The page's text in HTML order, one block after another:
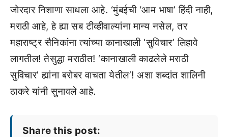
जोरदार निशाणा साधला आहे. ‘मुंबईची ‘आम भाषा’ हिंदी नाही,
मराठी आहे, हे ह्या सब टीव्हीवाल्यांना मान्य नसेल, तर
महाराष्ट्र सैनिकांना त्यांच्या कानाखाली ‘सुविचार’ लिहावे
लागतील! तेसुद्धा मराठीत! ‘कानाखाली काढलेले मराठी
सुविचार’ ह्यांना बरोबर वाचता येतील’! अशा शब्दांत शालिनी
ठाकरे यांनी सुनावले आहे.
Share this post: